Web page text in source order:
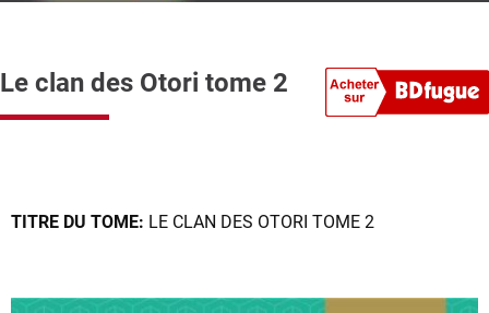
Le clan des Otori tome 2
TITRE DU TOME: LE CLAN DES OTORI TOME 2